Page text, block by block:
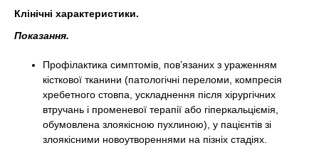
Клінічні характеристики.
Показання.
Профілактика симптомів, пов’язаних з ураженням
кісткової тканини (патологічні переломи, компресія
хребетного стовпа, ускладнення після хірургічних
втручань і променевої терапії або гіперкальціємія,
обумовлена злоякісною пухлиною), у пацієнтів зі
злоякісними новоутвореннями на пізніх стадіях.